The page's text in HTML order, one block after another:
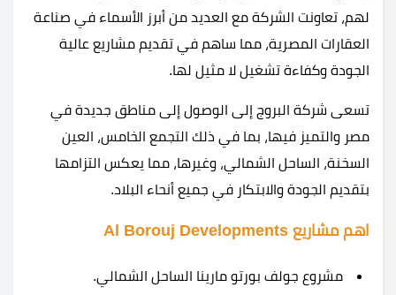
لهم، تعاونت الشركة مع العديد من أبرز الأسماء في صناعة
العقارات المصرية، مما ساهم في تقديم مشاريع عالية
الجودة وكفاءة تشغيل لا مثيل لها.
تسعى شركة البروج إلى الوصول إلى مناطق جديدة في
مصر والتميز فيها، بما في ذلك التجمع الخامس، العين
السخنة، الساحل الشمالي، وغيرها، مما يعكس التزامها
بتقديم الجودة والابتكار في جميع أنحاء البلاد.
اهم مشاريع Al Borouj Developments
مشروع جولف بورتو مارينا الساحل الشمالي.